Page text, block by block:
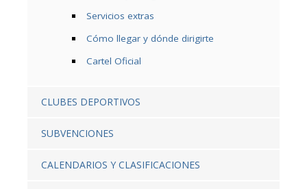
Servicios extras
Cómo llegar y dónde dirigirte
Cartel Oficial
CLUBES DEPORTIVOS
SUBVENCIONES
CALENDARIOS Y CLASIFICACIONES